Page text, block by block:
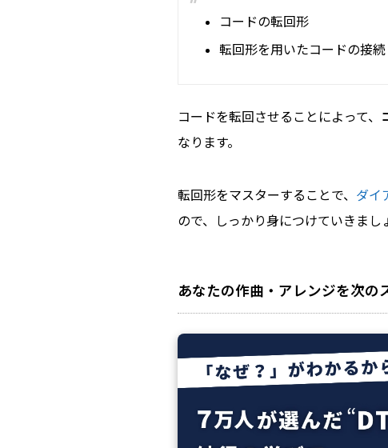
コードの転回形
転回形を用いたコードの接続
コードを転回させることによって、
なります。
転回形をマスターすることで、 ダイ
ので、しっかり身につけていきまし
あなたの作曲・アレンジを次の